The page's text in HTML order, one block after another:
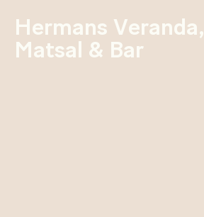
Hermans Veranda,
Matsal & Bar